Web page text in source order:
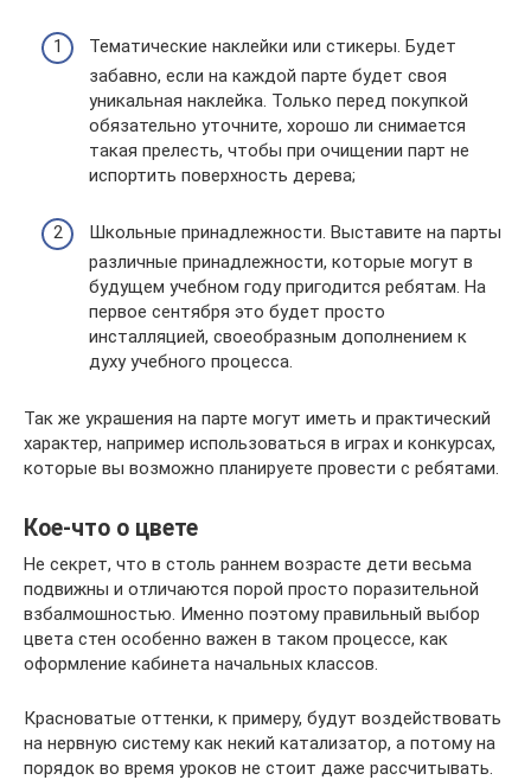
Тематические наклейки или стикеры. Будет
забавно, если на каждой парте будет своя
уникальная наклейка. Только перед покупкой
обязательно уточните, хорошо ли снимается
такая прелесть, чтобы при очищении парт не
испортить поверхность дерева;
Школьные принадлежности. Выставите на парты
различные принадлежности, которые могут в
будущем учебном году пригодится ребятам. На
первое сентября это будет просто
инсталляцией, своеобразным дополнением к
духу учебного процесса.
Так же украшения на парте могут иметь и практический
характер, например использоваться в играх и конкурсах,
которые вы возможно планируете провести с ребятами.
Кое-что о цвете
Не секрет, что в столь раннем возрасте дети весьма
подвижны и отличаются порой просто поразительной
взбалмошностью. Именно поэтому правильный выбор
цвета стен особенно важен в таком процессе, как
оформление кабинета начальных классов.
Красноватые оттенки, к примеру, будут воздействовать
на нервную систему как некий катализатор, а потому на
порядок во время уроков не стоит даже рассчитывать.